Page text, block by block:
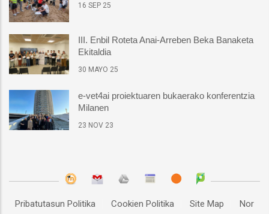
16 SEP 25
III. Enbil Roteta Anai-Arreben Beka Banaketa
Ekitaldia
30 MAYO 25
e-vet4ai proiektuaren bukaerako konferentzia
Milanen
23 NOV 23
Pribatutasun Politika Cookien Politika Site Map Nor